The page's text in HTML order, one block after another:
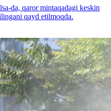
da, qaror mintaqadagi keskin
qayd etilmoqda.